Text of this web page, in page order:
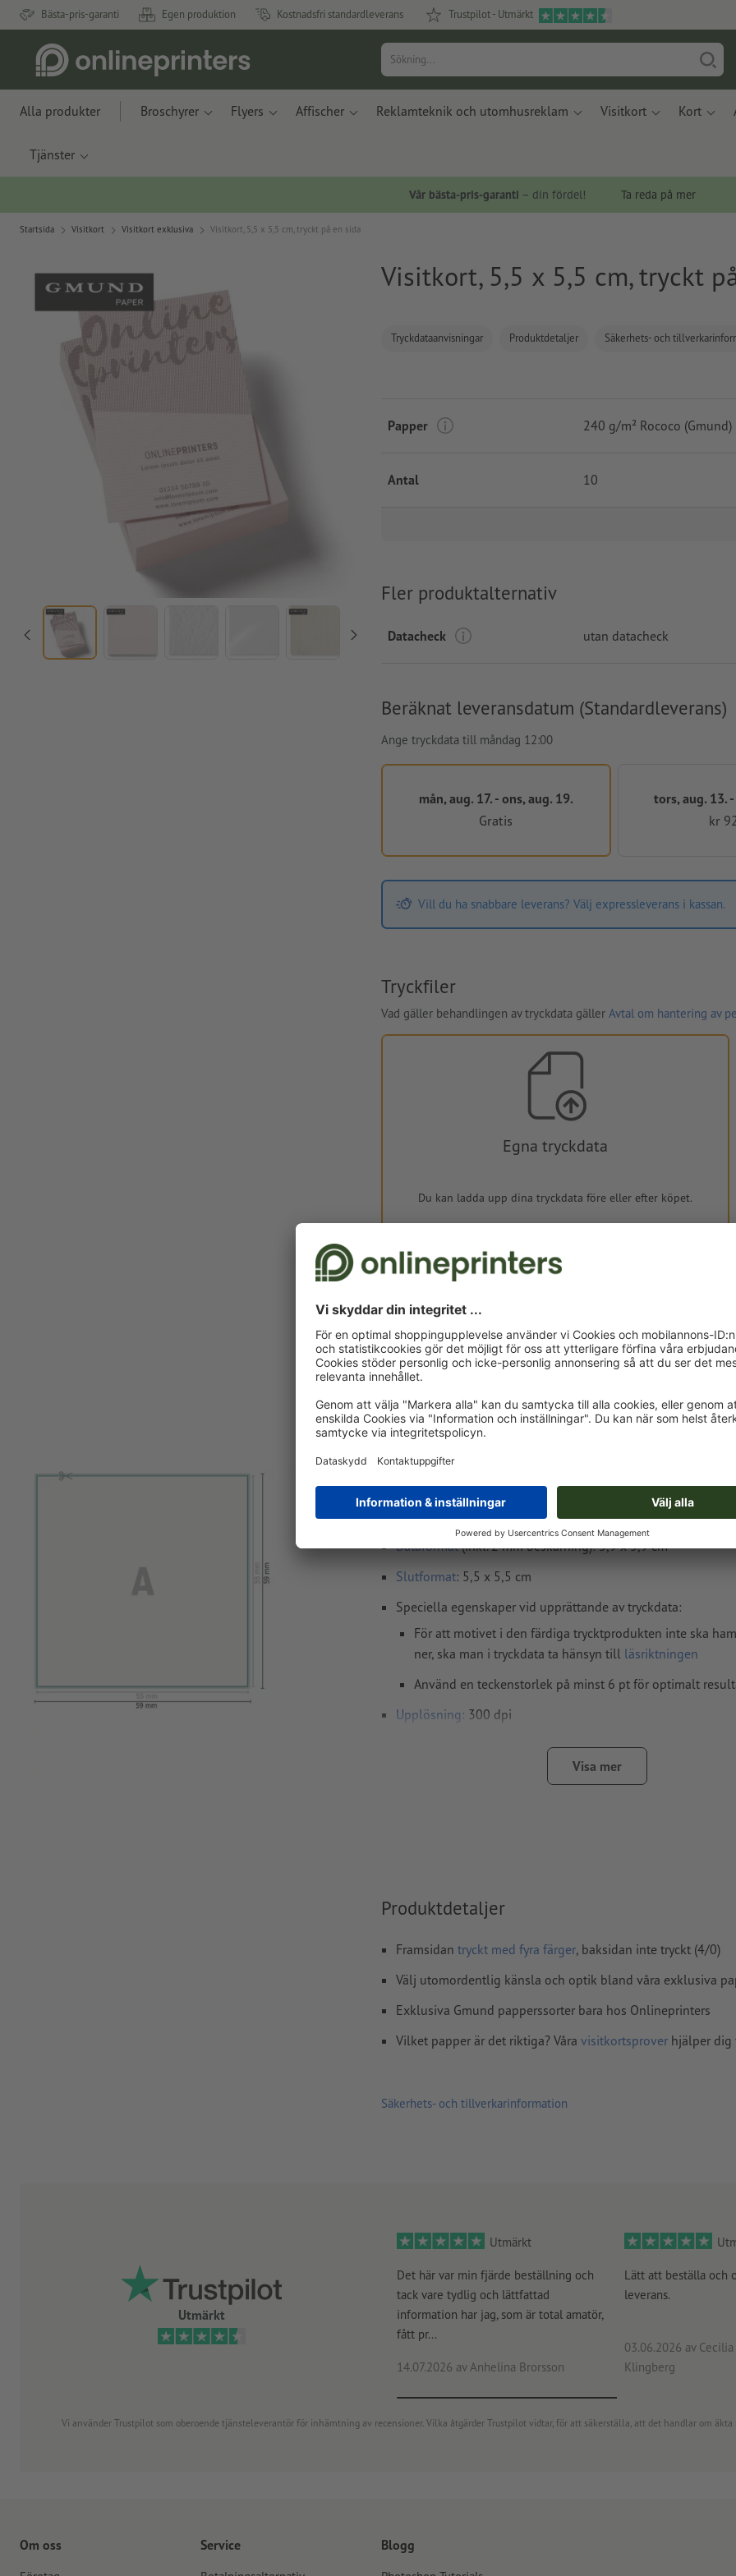
Bästa-pris-garanti Egen produktion Kostnadsfri standardleverans Trustpilot - Utmärkt
Alla produkter Broschyrer Flyers Affischer Reklamteknik och utomhusreklam Visitkort Kort
Tjänster
Vår bästa-pris-garanti – din fördel! Ta reda på mer
Startsida Visitkort Visitkort exklusiva Visitkort, 5,5 x 5,5 cm, tryckt på en sida
Visitkort, 5,5 x 5,5 cm, tryckt
Tryckdataanvisningar Produktdetaljer Säkerhets- och
Papper 240 g/m² Rococo (Gmund)
Antal 10
Fler produktalternativ
Datacheck utan datacheck
Beräknat leveransdatum (Standardleverans)
Ange tryckdata till måndag 12:00
mån, aug. 17. - ons, aug. 19.
Gratis
tors, aug. 13.
kr
Vill du ha snabbare leverans? Välj expressleverans i kassan.
Tryckfiler
Vad gäller behandlingen av tryckdata gäller Avtal om hantering av
Egna tryckdata
Du kan ladda upp dina tryckdata före eller efter köpet.
exkl. moms
kr 399,66
Levereras cirka:
mån, aug. 17. - ons, aug. 19.
Tryckdataanvisningar Visitkort, 5,5 x 5,5 cm,
en sida
Dataformat(inkl. 2 mm beskärning): 5,9 x 5,9 cm
Slutformat: 5,5 x 5,5 cm
Speciella egenskaper vid upprättande av tryckdata:
För att motivet i den färdiga trycktprodukten inte ska
ner, ska man i tryckdata ta hänsyn till läsriktningen
Använd en teckenstorlek på minst 6 pt för optimalt
Upplösning: 300 dpi
beskärningviktig information med min. 4
kommentarerraderas och kommer inte att tryckas
Innehåll frånformulärfältkommer att tryckas
Hur skapar jag utskriftsdata korrekt?
Visa mer
Produktdetaljer
Framsidan tryckt med fyra färger, baksidan inte tryckt (4/0)
Välj utomordentlig känsla och optik bland våra exklusiva
Exklusiva Gmund papperssorter bara hos Onlineprinters
Vilket papper är det riktiga? Våra visitkortsprover hjälper dig
Säkerhets- och tillverkarinformation
Utmärkt
Utmärkt
Det här var min fjärde beställning och
tack vare tydlig och lättfattad
information har jag, som är total amatör,
fått pr...
14.07.2026 av Anhelina Brorsson
Lätt att beställa och
leverans.
03.06.2026 av
Klingberg
Vi använder Trustpilot som oberoende tjänsteleverantör för inhämtning av recensioner. Vilka åtgärder Trustpilot vidtar, för att säkerställa, att det handlar om äkta
Om oss Service Blogg